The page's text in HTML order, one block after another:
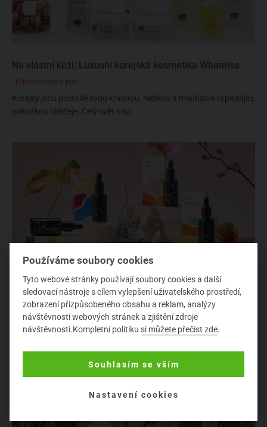
Na vlastní kůži: Luxusní korejská kosmetika Whamisa
Přírodní péče o pleť
Korejky jsou proslulé svou krásnou, hebkou a mladistvě vypadající
pokožkou obličeje. Celý svět nap...
Oio Lab: Designové pleťové oleje s extra výživnou silou
Přírodní péče o pleť
Oio Lab je polská značka péče o pleť, zahrnující naprosto
jedinečné oleje, které si zamilovala nap...
Používáme soubory cookies
Tyto webové stránky používají soubory cookies a další
sledovací nástroje s cílem vylepšení uživatelského prostředí,
zobrazení přizpůsobeného obsahu a reklam, analýzy
návštěvnosti webových stránek a zjištění zdroje
návštěvnosti.Kompletní politikusi můžete přečíst zde.
Souhlasím se vším
Nastavení cookies